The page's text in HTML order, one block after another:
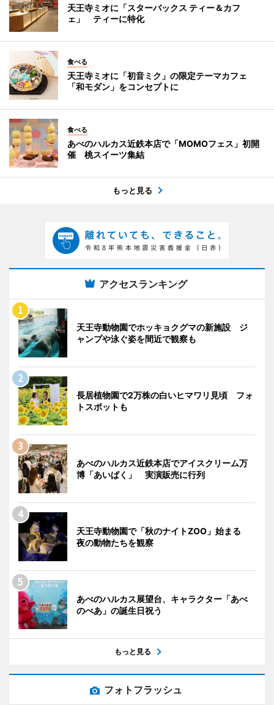
天王寺ミオに「スターバックス ティー＆カフ
ェ」 ティーに特化
食べる
天王寺ミオに「初音ミク」の限定テーマカフェ
「和モダン」をコンセプトに
食べる
あべのハルカス近鉄本店で「MOMOフェス」初開
催 桃スイーツ集結
もっと見る
アクセスランキング
天王寺動物園でホッキョクグマの新施設 ジ
ャンプや泳ぐ姿を間近で観察も
長居植物園で2万株の白いヒマワリ見頃 フォ
トスポットも
あべのハルカス近鉄本店でアイスクリーム万
博「あいぱく」 実演販売に行列
天王寺動物園で「秋のナイトZOO」始まる
夜の動物たちを観察
あべのハルカス展望台、キャラクター「あべ
のべあ」の誕生日祝う
もっと見る
フォトフラッシュ